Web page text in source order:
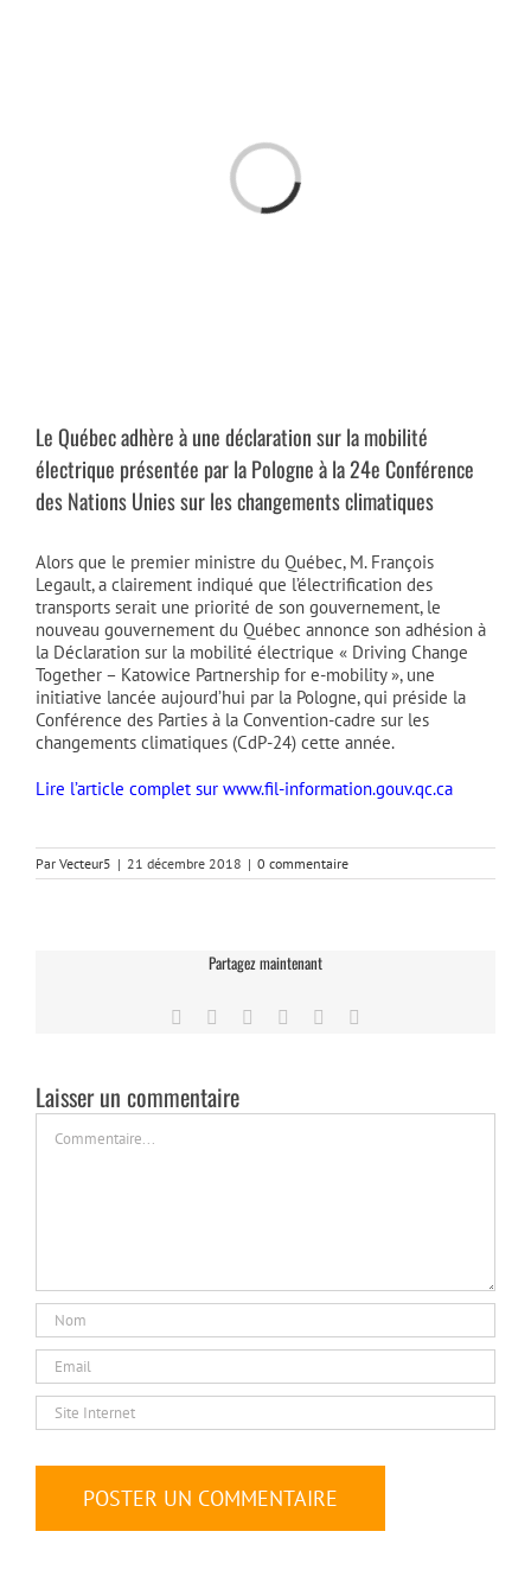
Chargement…
Le Québec adhère à une déclaration sur la mobilité
électrique présentée par la Pologne à la 24e Conférence
des Nations Unies sur les changements climatiques
Alors que le premier ministre du Québec, M. François
Legault, a clairement indiqué que l’électrification des
transports serait une priorité de son gouvernement, le
nouveau gouvernement du Québec annonce son adhésion à
la Déclaration sur la mobilité électrique « Driving Change
Together – Katowice Partnership for e-mobility », une
initiative lancée aujourd’hui par la Pologne, qui préside la
Conférence des Parties à la Convention-cadre sur les
changements climatiques (CdP-24) cette année.
Lire l’article complet sur www.fil-information.gouv.qc.ca
Par Vecteur5 | 21 décembre 2018 | 0 commentaire
Partagez maintenant
Facebook
TwitterLinkedIn
TumblrPinterest
Laisser un commentaire